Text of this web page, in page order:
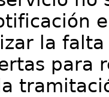
la
para